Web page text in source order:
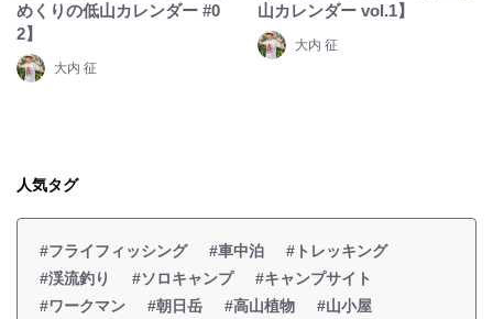
めくりの低山カレンダー #0
2】
大内 征
山カレンダー vol.1】
大内 征
人気タグ
#フライフィッシング #車中泊
#トレッキング
#渓流釣り
#ソロキャンプ
#キャンプサイト
#ワークマン
#朝日岳 #高山植物 #山小屋